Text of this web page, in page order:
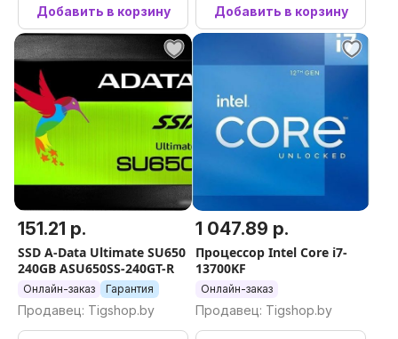
Добавить в корзину Добавить в корзину
151.21 р.
SSD A-Data Ultimate SU650
240GB ASU650SS-240GT-R
Онлайн-заказ Гарантия
Продавец: Tigshop.by
1 047.89 р.
Процессор Intel Core i7-
13700KF
Онлайн-заказ
Продавец: Tigshop.by